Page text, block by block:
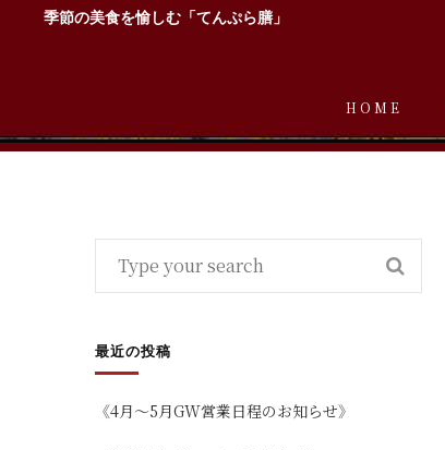
季節の美食を愉しむ「てんぷら膳」
HOME
最近の投稿
《4月～5月GW営業日程のお知らせ》